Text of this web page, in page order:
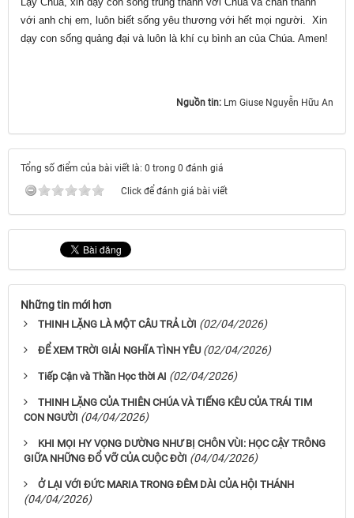
với anh chị em, luôn biết sống yêu thương với hết mọi người. Xin
dạy con sống quảng đại và luôn là khí cụ bình an của Chúa. Amen!
Nguồn tin: Lm Giuse Nguyễn Hữu An
Tổng số điểm của bài viết là: 0 trong 0 đánh giá
Click để đánh giá bài viết
Những tin mới hơn
THINH LẶNG LÀ MỘT CÂU TRẢ LỜI (02/04/2026)
ĐỂ XEM TRỜI GIẢI NGHĨA TÌNH YÊU (02/04/2026)
Tiếp Cận và Thần Học thời AI (02/04/2026)
THINH LẶNG CỦA THIÊN CHÚA VÀ TIẾNG KÊU CỦA TRÁI TIM
CON NGƯỜI (04/04/2026)
KHI MỌI HY VỌNG DƯỜNG NHƯ BỊ CHÔN VÙI: HỌC CẬY TRÔNG
GIỮA NHỮNG ĐỔ VỠ CỦA CUỘC ĐỜI (04/04/2026)
Ở LẠI VỚI ĐỨC MARIA TRONG ĐÊM DÀI CỦA HỘI THÁNH
(04/04/2026)